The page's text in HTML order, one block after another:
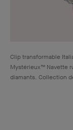
Clip transformable
Mystérieux™ Navette
diamants. Collection